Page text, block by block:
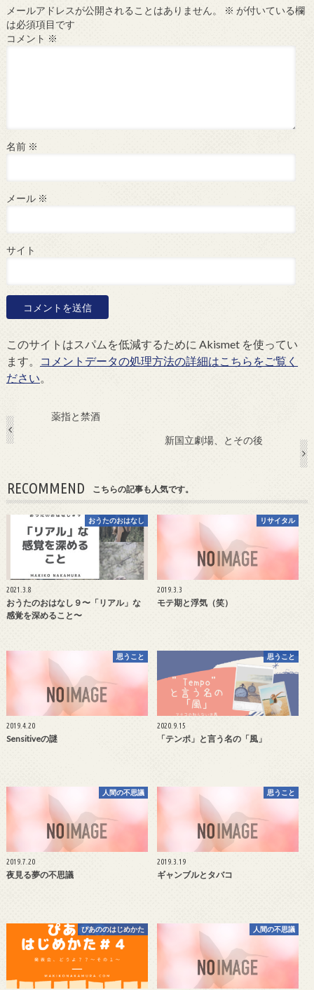
メールアドレスが公開されることはありません。 ※ が付いている欄
は必須項目です
コメント ※
名前 ※
メール ※
サイト
このサイトはスパムを低減するために Akismet を使ってい
ます。
コメントデータの処理方法の詳細はこちらをご覧く
ださい。
薬指と禁酒
新国立劇場、とその後
RECOMMEND こちらの記事も人気です。
おうたのおはなし
2021.3.8
おうたのおはなし９〜「リアル」な
感覚を深めること〜
リサイタル
2019.3.3
モテ期と浮気（笑）
思うこと
2019.4.20
Sensitiveの謎
思うこと
2020.9.15
「テンポ」と言う名の「風」
人間の不思議
2019.7.20
夜見る夢の不思議
思うこと
2019.3.19
ギャンブルとタバコ
ぴあののはじめかた 人間の不思議